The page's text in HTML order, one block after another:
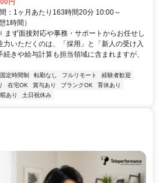
円
：1ヶ月あたり163時間20分 10:00～
1時間）
ず面接対応や事務・サポートからお任せし
力いただくのは、「採用」と「新人の受け入
きや給与計算も担当領域に含まれますが、
固定時間制 転勤なし フルリモート
経験者歓迎
在宅OK 賞与あり ブランクOK
育休あり
あり 土日祝休み